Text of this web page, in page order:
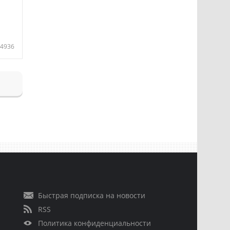
4936
Быстрая подписка на новости
RSS
Политика конфиденциальности